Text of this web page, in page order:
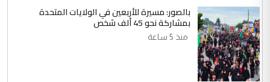
ابا فرات ...
الموضوع :
الجواهري يرد على صدام حسين سل
مضجعيك يابن الزنا (نص كامل)
بالصور: مسيرة للأربعين في الولايات المتحدة
بمشاركة نحو 45 ألف شخص
منذ 5 ساعة